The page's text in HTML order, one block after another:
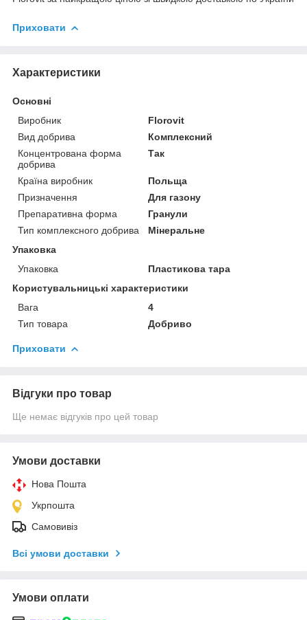
Приховати
Характеристики
Основні
Виробник
Florovit
Вид добрива
Комплексний
Концентрована форма
добрива
Так
Країна виробник
Польща
Призначення
Для газону
Препаративна форма
Гранули
Тип комплексного добрива
Мінеральне
Упаковка
Упаковка
Пластикова тара
Користувальницькі характеристики
Вага
4
Тип товара
Добриво
Приховати
Відгуки про товар
Ще немає відгуків про цей товар
Умови доставки
Нова Пошта
Укрпошта
Самовивіз
Всі умови доставки
Умови оплати